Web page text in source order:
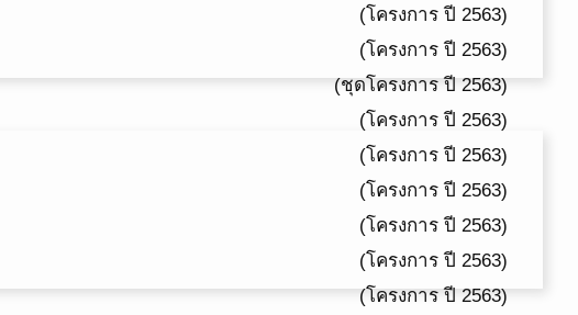
(โครงการ ปี 2563)
(โครงการ ปี 2563)
(ชุดโครงการ ปี 2563)
(โครงการ ปี 2563)
(โครงการ ปี 2563)
(โครงการ ปี 2563)
(โครงการ ปี 2563)
(โครงการ ปี 2563)
(โครงการ ปี 2563)